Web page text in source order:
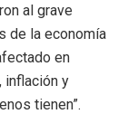
al grave
de la economía
en
inflación y
tienen”.